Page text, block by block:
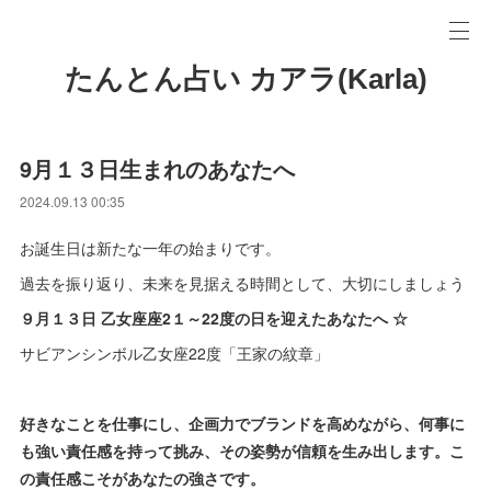
たんとん占い カアラ(Karla)
9月１３日生まれのあなたへ
2024.09.13 00:35
お誕生日は新たな一年の始まりです。
過去を振り返り、未来を見据える時間として、大切にしましょう
９月１３日 乙女座座2１～22度の日を迎えたあなたへ ☆
サビアンシンボル乙女座22度「王家の紋章」
好きなことを仕事にし、企画力でブランドを高めながら、何事に
も強い責任感を持って挑み、その姿勢が信頼を生み出します。こ
の責任感こそがあなたの強さです。